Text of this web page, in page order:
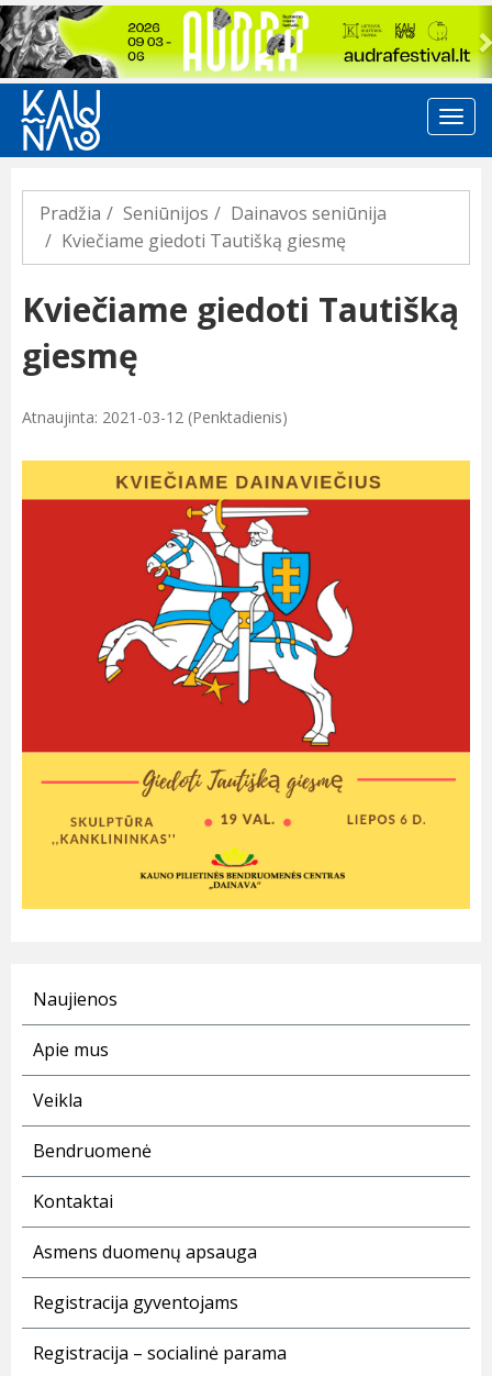
Previous
Pradžia Seniūnijos
Dainavos seniūnija
Kviečiame giedoti Tautišką giesmę
Kviečiame giedoti Tautišką
giesmę
Atnaujinta: 2021-03-12 (Penktadienis)
Naujienos
Apie mus
Veikla
Bendruomenė
Kontaktai
Asmens duomenų apsauga
Registracija gyventojams
Registracija – socialinė parama